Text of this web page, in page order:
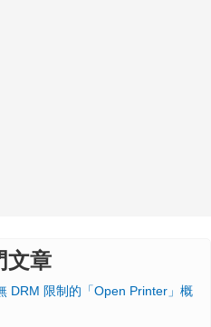
文章
DRM 限制的「Open Printer」概